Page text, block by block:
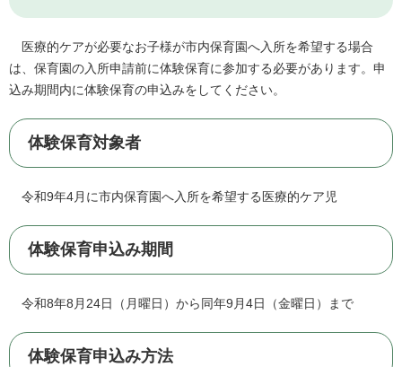
医療的ケアが必要なお子様が市内保育園へ入所を希望する場合
は、保育園の入所申請前に体験保育に参加する必要があります。申
込み期間内に体験保育の申込みをしてください。
体験保育対象者
令和9年4月に市内保育園へ入所を希望する医療的ケア児
体験保育申込み期間
令和8年8月24日（月曜日）から同年9月4日（金曜日）まで
体験保育申込み方法